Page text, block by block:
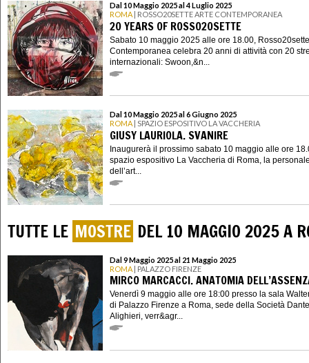
Dal 10 Maggio 2025 al 4 Luglio 2025
ROMA | ROSSO20SETTE ARTE CONTEMPORANEA
20 YEARS OF ROSSO20SETTE
Sabato 10 maggio 2025 alle ore 18.00,
Contemporanea celebra 20 anni di attività con 20
internazionali: Swoon,&n...
Dal 10 Maggio 2025 al 6 Giugno 2025
ROMA | SPAZIO ESPOSITIVO LA VACCHERIA
GIUSY LAURIOLA. SVANIRE
Inaugurerà il prossimo sabato 10 maggio alle ore
spazio espositivo La Vaccheria di Roma, la
dell’art...
TUTTE LE MOSTRE DEL 10 MAGGIO 2025 A
Dal 9 Maggio 2025 al 21 Maggio 2025
ROMA | PALAZZO FIRENZE
MIRCO MARCACCI. ANATOMIA
Venerdì 9 maggio alle ore 18:00 presso la sala
di Palazzo Firenze a Roma, sede della Società Dante
Alighieri, verr&agr...